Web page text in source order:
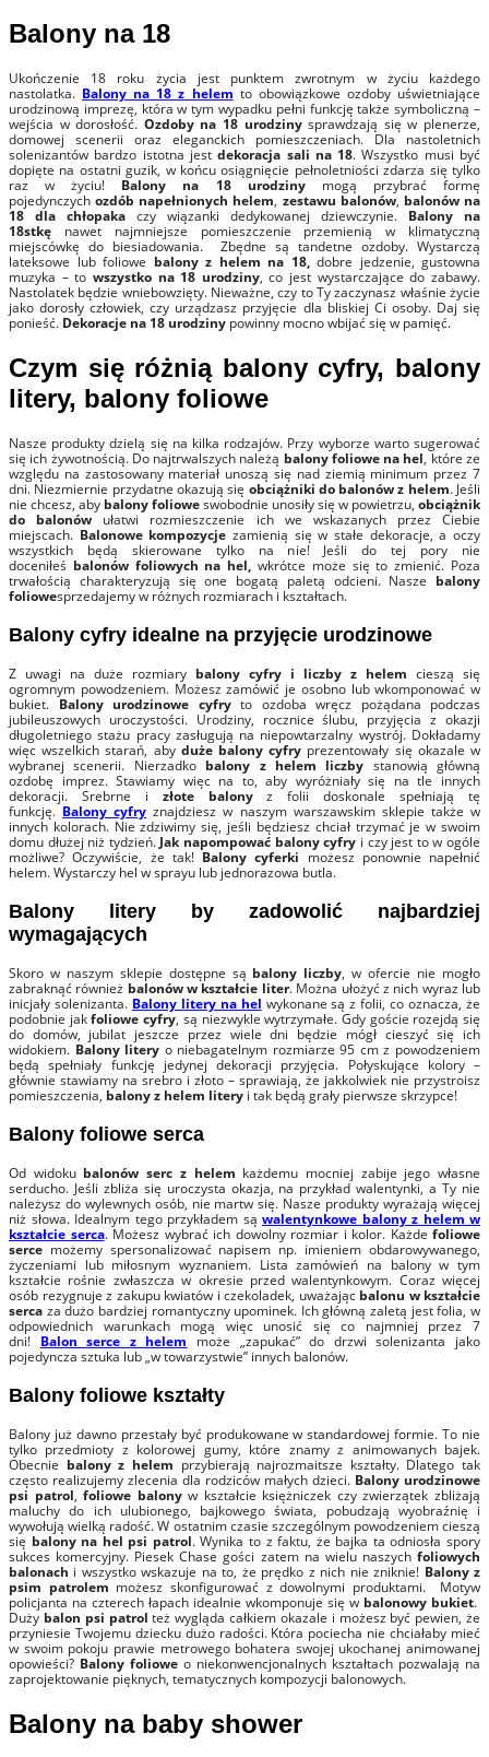
Balony na 18
Ukończenie 18 roku życia jest punktem zwrotnym w życiu każdego
nastolatka. Balony na 18 z helem to obowiązkowe ozdoby uświetniające
urodzinową imprezę, która w tym wypadku pełni funkcję także symboliczną –
wejścia w dorosłość. Ozdoby na 18 urodzinysprawdzają się w plenerze,
domowej scenerii oraz eleganckich pomieszczeniach. Dla nastoletnich
solenizantów bardzo istotna jestdekoracja sali na 18. Wszystko musi być
dopięte na ostatni guzik, w końcu osiągnięcie pełnoletniości zdarza się tylko
raz w życiu! Balony na 18 urodziny mogą przybrać formę
pojedynczych ozdób napełnionych helem, zestawu balonów, balonów na
18 dla chłopaka czy wiązanki dedykowanej dziewczynie. Balony na
18stkę nawet najmniejsze pomieszczenie przemienią w klimatyczną
miejscówkę do biesiadowania. Zbędne są tandetne ozdoby. Wystarczą
lateksowe lub foliowe balony z helem na 18, dobre jedzenie, gustowna
muzyka – to wszystko na 18 urodziny, co jest wystarczające do zabawy.
Nastolatek będzie wniebowzięty. Nieważne, czy to Ty zaczynasz właśnie życie
jako dorosły człowiek, czy urządzasz przyjęcie dla bliskiej Ci osoby. Daj się
ponieść. Dekoracje na 18 urodziny powinny mocno wbijać się w pamięć.
Czym się różnią balony cyfry, balony
litery, balony foliowe
Nasze produkty dzielą się na kilka rodzajów. Przy wyborze warto sugerować
się ich żywotnością. Do najtrwalszych należą balony foliowe na hel, które ze
względu na zastosowany materiał unoszą się nad ziemią minimum przez 7
dni. Niezmiernie przydatne okazują się obciążniki do balonów z helem. Jeśli
nie chcesz, aby balony folioweswobodnie unosiły się w powietrzu, obciążnik
do balonów ułatwi rozmieszczenie ich we wskazanych przez Ciebie
miejscach. Balonowe kompozycje zamienią się w stałe dekoracje, a oczy
wszystkich będą skierowane tylko na nie! Jeśli do tej pory nie
doceniłeś balonów foliowych na hel, wkrótce może się to zmienić. Poza
trwałością charakteryzują się one bogatą paletą odcieni. Nasze balony
foliowesprzedajemy w różnych rozmiarach i kształtach.
Balony cyfry idealne na przyjęcie urodzinowe
Z uwagi na duże rozmiary balony cyfry i liczby z helem cieszą się
ogromnym powodzeniem. Możesz zamówić je osobno lub wkomponować w
bukiet. Balony urodzinowe cyfryto ozdoba wręcz pożądana podczas
jubileuszowych uroczystości. Urodziny, rocznice ślubu, przyjęcia z okazji
długoletniego stażu pracy zasługują na niepowtarzalny wystrój. Dokładamy
więc wszelkich starań, aby duże balony cyfry prezentowały się okazale w
wybranej scenerii. Nierzadko balony z helem liczby stanowią główną
ozdobę imprez. Stawiamy więc na to, aby wyróżniały się na tle innych
dekoracji. Srebrne i złote balonyz folii doskonale spełniają tę
funkcję. Balony cyfry znajdziesz w naszym warszawskim sklepie także w
innych kolorach. Nie zdziwimy się, jeśli będziesz chciał trzymać je w swoim
domu dłużej niż tydzień. Jak napompować balony cyfry i czy jest to w ogóle
możliwe? Oczywiście, że tak! Balony cyferki możesz ponownie napełnić
helem. Wystarczy hel w sprayu lub jednorazowa butla.
Balony litery by zadowolić najbardziej
wymagających
Skoro w naszym sklepie dostępne są balony liczby, w ofercie nie mogło
zabraknąć również balonów w kształcie liter. Można ułożyć z nich wyraz lub
inicjały solenizanta. Balony litery na hel wykonane są z folii, co oznacza, że
podobnie jakfoliowe cyfry, są niezwykle wytrzymałe. Gdy goście rozejdą się
do domów, jubilat jeszcze przez wiele dni będzie mógł cieszyć się ich
widokiem. Balony litery o niebagatelnym rozmiarze 95 cm z powodzeniem
będą spełniały funkcję jedynej dekoracji przyjęcia. Połyskujące kolory –
głównie stawiamy na srebro i złoto – sprawiają, że jakkolwiek nie przystroisz
pomieszczenia, balony z helem litery i tak będą grały pierwsze skrzypce!
Balony foliowe serca
Od widoku balonów serc z helem każdemu mocniej zabije jego własne
serducho. Jeśli zbliża się uroczysta okazja, na przykład walentynki, a Ty nie
należysz do wylewnych osób, nie martw się. Nasze produkty wyrażają więcej
niż słowa. Idealnym tego przykładem są walentynkowe balony z helem w
kształcie serca. Możesz wybrać ich dowolny rozmiar i kolor. Każde foliowe
serce możemy spersonalizować napisem np. imieniem obdarowywanego,
życzeniami lub miłosnym wyznaniem. Lista zamówień na balony w tym
kształcie rośnie zwłaszcza w okresie przed walentynkowym. Coraz więcej
osób rezygnuje z zakupu kwiatów i czekoladek, uważając balonu w kształcie
serca za dużo bardziej romantyczny upominek. Ich główną zaletą jest folia, w
odpowiednich warunkach mogą więc unosić się co najmniej przez 7
dni! Balon serce z helem może „zapukać” do drzwi solenizanta jako
pojedyncza sztuka lub „w towarzystwie” innych balonów.
Balony foliowe kształty
Balony już dawno przestały być produkowane w standardowej formie. To nie
tylko przedmioty z kolorowej gumy, które znamy z animowanych bajek.
Obecnie balony z helem przybierają najrozmaitsze kształty. Dlatego tak
często realizujemy zlecenia dla rodziców małych dzieci. Balony urodzinowe
psi patrol,foliowe balonyw kształcie księżniczek czy zwierzątek zbliżają
maluchy do ich ulubionego, bajkowego świata, pobudzają wyobraźnię i
wywołują wielką radość. W ostatnim czasie szczególnym powodzeniem cieszą
się balony na hel psi patrol. Wynika to z faktu, że bajka ta odniosła spory
sukces komercyjny. Piesek Chase gości zatem na wielu naszych foliowych
balonach i wszystko wskazuje na to, że prędko z nich nie zniknie! Balony z
psim patrolem możesz skonfigurować z dowolnymi produktami. Motyw
policjanta na czterech łapach idealnie wkomponuje się w balonowy bukiet.
Duży balon psi patrol też wygląda całkiem okazale i możesz być pewien, że
przyniesie Twojemu dziecku dużo radości. Która pociecha nie chciałaby mieć
w swoim pokoju prawie metrowego bohatera swojej ukochanej animowanej
opowieści? Balony foliowe o niekonwencjonalnych kształtach pozwalają na
zaprojektowanie pięknych, tematycznych kompozycji balonowych.
Balony na baby shower